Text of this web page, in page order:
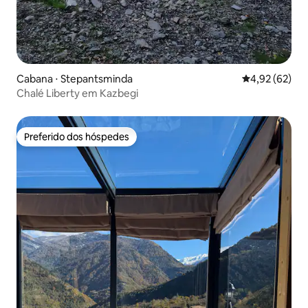
Cabana ⋅ Stepantsminda 4,92 de uma
4,92 (62)
Chalé Liberty em Kazbegi
Preferido dos hóspedes
Preferido dos hóspedes